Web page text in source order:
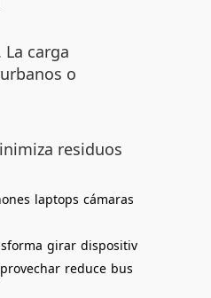
carga
o
residuos
laptops cámaras
girar dispositiv
reduce bus